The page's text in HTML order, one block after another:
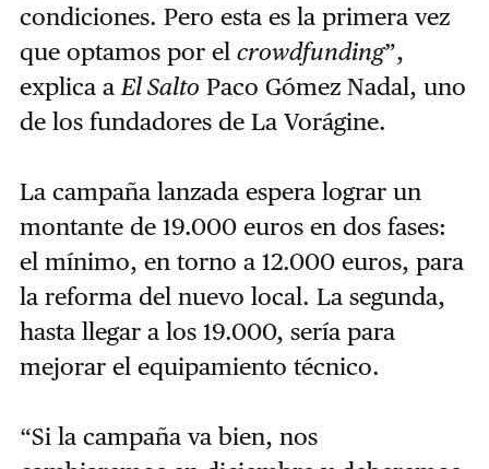
condiciones. Pero esta es la primera vez
que optamos por el crowdfunding”,
explica a El Salto Paco Gómez Nadal, uno
de los fundadores de La Vorágine.
La campaña lanzada espera lograr un
montante de 19.000 euros en dos fases:
el mínimo, en torno a 12.000 euros, para
la reforma del nuevo local. La segunda,
hasta llegar a los 19.000, sería para
mejorar el equipamiento técnico.
“Si la campaña va bien, nos